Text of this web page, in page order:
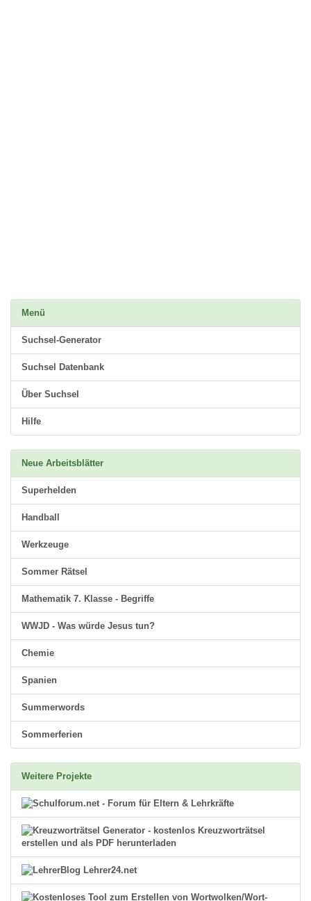
Menü
Suchsel-Generator
Suchsel Datenbank
Über Suchsel
Hilfe
Neue Arbeitsblätter
Superhelden
Handball
Werkzeuge
Sommer Rätsel
Mathematik 7. Klasse - Begriffe
WWJD - Was würde Jesus tun?
Chemie
Spanien
Summerwords
Sommerferien
Weitere Projekte